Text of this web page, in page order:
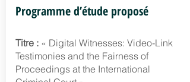
Programme d’étude proposé
Titre : « Digital Witnesses: Video-Link
Testimonies and the Fairness of
Proceedings at the International